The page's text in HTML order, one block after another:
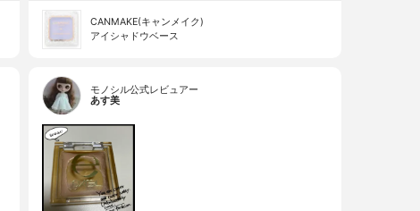
CANMAKE(キャンメイク)
アイシャドウベース
モノシル公式レビュアー
あす美